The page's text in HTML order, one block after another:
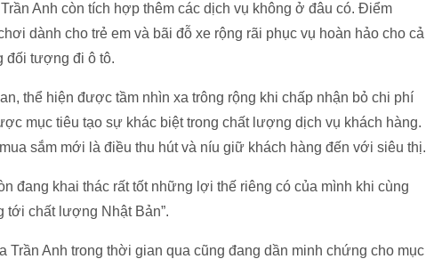
Anh còn tích hợp thêm các dịch vụ không ở đâu có. Điểm
dành cho trẻ em và bãi đỗ xe rộng rãi phục vụ hoàn hảo cho cả
đối tượng đi ô tô.
thể hiện được tầm nhìn xa trông rộng khi chấp nhận bỏ chi phí
mục tiêu tạo sự khác biệt trong chất lượng dịch vụ khách hàng.
sắm mới là điều thu hút và níu giữ khách hàng đến với siêu thị.
đang khai thác rất tốt những lợi thế riêng có của mình khi cùng
tới chất lượng Nhật Bản”.
Trần Anh trong thời gian qua cũng đang dần minh chứng cho mục